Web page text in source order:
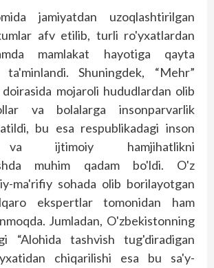
jamiyatdan uzoqlashtirilgan
afv etilib, turli ro'yxatlardan
mamlakat hayotiga qayta
ta'minlandi. Shuningdek, “Mehr”
mojaroli hududlardan olib
va bolalarga insonparvarlik
bu esa respublikadagi inson
va ijtimoiy hamjihatlikni
muhim qadam bo'ldi. O'z
ma'rifiy sohada olib borilayotgan
ekspertlar tomonidan ham
Jumladan, O'zbekistonning
“Alohida tashvish tug'diradigan
chiqarilishi esa bu sa'y-